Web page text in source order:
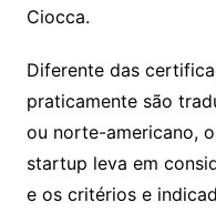
Ciocca.
Diferente das
praticamente são
ou norte-americano,
startup leva em
e os critérios e